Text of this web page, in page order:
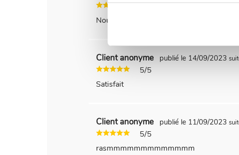
5/5
Nous apprécions le fait de ne pas être
Client anonyme publié le 14/09/2023
5/5
Satisfait
Client anonyme publié le 11/09/2023
5/5
rasmmmmmmmmmmmmm